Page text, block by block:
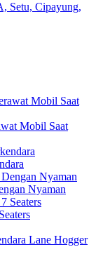
Setu, Cipayung,
Mobil Saat
Nyaman
Lane Hogger